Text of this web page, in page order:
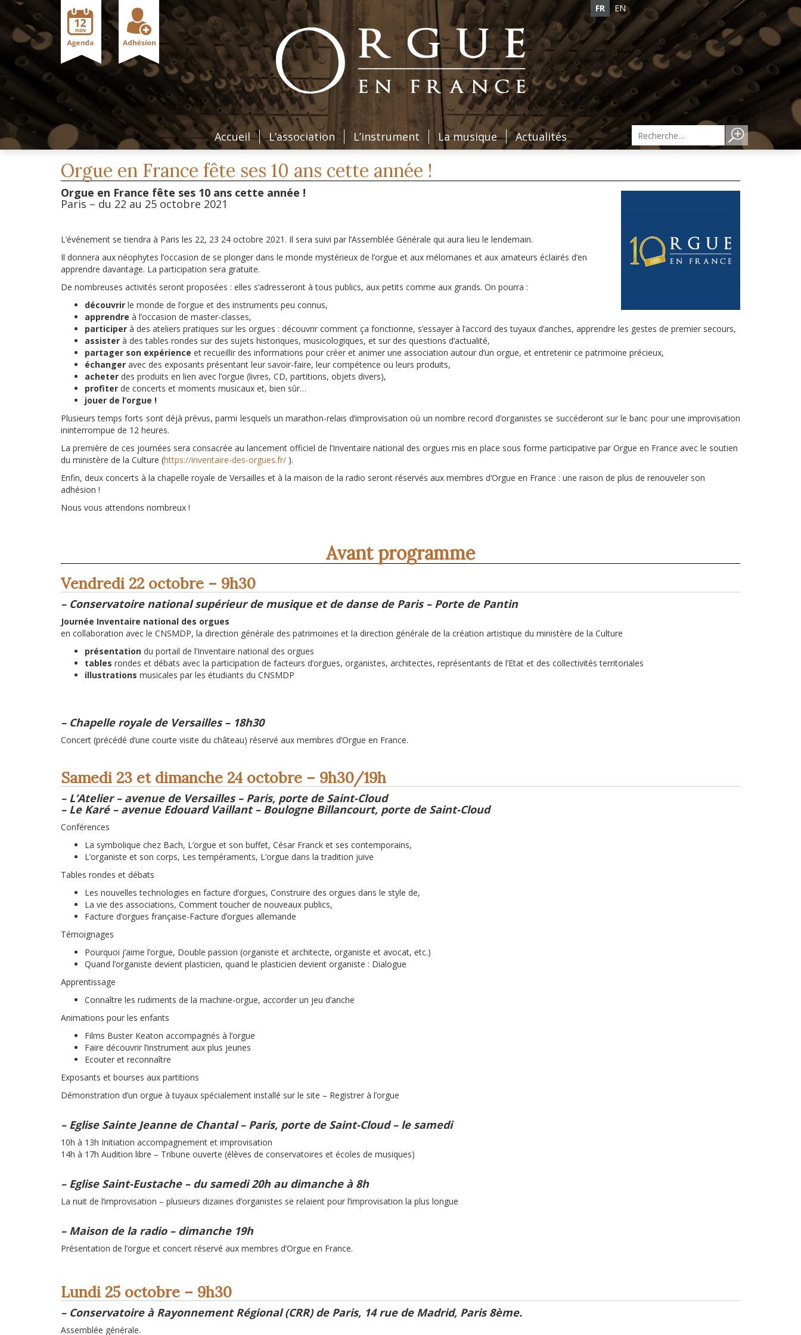
FR EN
Accueil L’association L’instrument La musique Actualités
Orgue en France fête ses 10 ans cette année !
Orgue en France fête ses 10 ans cette année !
Paris – du 22 au 25 octobre 2021
L’événement se tiendra à Paris les 22, 23 24 octobre 2021. Il sera suivi par l’Assemblée Générale qui aura lieu le lendemain.
Il donnera aux néophytes l’occasion de se plonger dans le monde mystérieux de l’orgue et aux mélomanes et aux amateurs éclairés d’en
apprendre davantage. La participation sera gratuite.
De nombreuses activités seront proposées : elles s’adresseront à tous publics, aux petits comme aux grands. On pourra :
découvrir le monde de l’orgue et des instruments peu connus,
apprendre à l’occasion de master-classes,
participer à des ateliers pratiques sur les orgues : découvrir comment ça fonctionne, s’essayer à l’accord des tuyaux d’anches, apprendre les gestes de premier secours,
assister à des tables rondes sur des sujets historiques, musicologiques, et sur des questions d’actualité,
partager son expérience et recueillir des informations pour créer et animer une association autour d’un orgue, et entretenir ce patrimoine précieux,
échanger avec des exposants présentant leur savoir-faire, leur compétence ou leurs produits,
acheter des produits en lien avec l’orgue (livres, CD, partitions, objets divers),
profiter de concerts et moments musicaux et, bien sûr…
jouer de l’orgue !
Plusieurs temps forts sont déjà prévus, parmi lesquels un marathon-relais d’improvisation où un nombre record d’organistes se succéderont sur le banc pour une improvisation
ininterrompue de 12 heures.
La première de ces journées sera consacrée au lancement officiel de l’Inventaire national des orgues mis en place sous forme participative par Orgue en France avec le soutien
du ministère de la Culture (https://inventaire-des-orgues.fr/ ).
Enfin, deux concerts à la chapelle royale de Versailles et à la maison de la radio seront réservés aux membres d’Orgue en France : une raison de plus de renouveler son
adhésion !
Nous vous attendons nombreux !
Avant programme
Vendredi 22 octobre – 9h30
– Conservatoire national supérieur de musique et de danse de Paris – Porte de Pantin
Journée Inventaire national des orgues
en collaboration avec le CNSMDP, la direction générale des patrimoines et la direction générale de la création artistique du ministère de la Culture
présentation du portail de l’Inventaire national des orgues
tables rondes et débats avec la participation de facteurs d’orgues, organistes, architectes, représentants de l’Etat et des collectivités territoriales
illustrations musicales par les étudiants du CNSMDP
– Chapelle royale de Versailles – 18h30
Concert (précédé d’une courte visite du château) réservé aux membres d’Orgue en France.
Samedi 23 et dimanche 24 octobre – 9h30/19h
– L’Atelier – avenue de Versailles – Paris, porte de Saint-Cloud
– Le Karé – avenue Edouard Vaillant – Boulogne Billancourt, porte de Saint-Cloud
Conférences
La symbolique chez Bach, L’orgue et son buffet, César Franck et ses contemporains,
L’organiste et son corps, Les tempéraments, L’orgue dans la tradition juive
Tables rondes et débats
Les nouvelles technologies en facture d’orgues, Construire des orgues dans le style de,
La vie des associations, Comment toucher de nouveaux publics,
Facture d’orgues française-Facture d’orgues allemande
Témoignages
Pourquoi j’aime l’orgue, Double passion (organiste et architecte, organiste et avocat, etc.)
Quand l’organiste devient plasticien, quand le plasticien devient organiste : Dialogue
Apprentissage
Connaître les rudiments de la machine-orgue, accorder un jeu d’anche
Animations pour les enfants
Films Buster Keaton accompagnés à l’orgue
Faire découvrir l’instrument aux plus jeunes
Ecouter et reconnaître
Exposants et bourses aux partitions
Démonstration d’un orgue à tuyaux spécialement installé sur le site – Registrer à l’orgue
– Eglise Sainte Jeanne de Chantal – Paris, porte de Saint-Cloud – le samedi
10h à 13h Initiation accompagnement et improvisation
14h à 17h Audition libre – Tribune ouverte (élèves de conservatoires et écoles de musiques)
– Eglise Saint-Eustache – du samedi 20h au dimanche à 8h
La nuit de l’improvisation – plusieurs dizaines d’organistes se relaient pour l’improvisation la plus longue
– Maison de la radio – dimanche 19h
Présentation de l’orgue et concert réservé aux membres d’Orgue en France.
Lundi 25 octobre – 9h30
– Conservatoire à Rayonnement Régional (CRR) de Paris, 14 rue de Madrid, Paris 8ème.
Assemblée générale.